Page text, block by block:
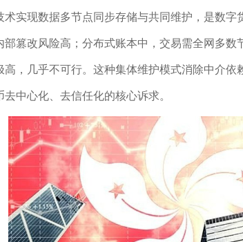
术实现数据多节点同步存储与共同维护，是数
部篡改风险高；分布式账本中，交易需全网多
高，几乎不可行。这种集体维护模式消除中介
中心化、去信任化的核心诉求。